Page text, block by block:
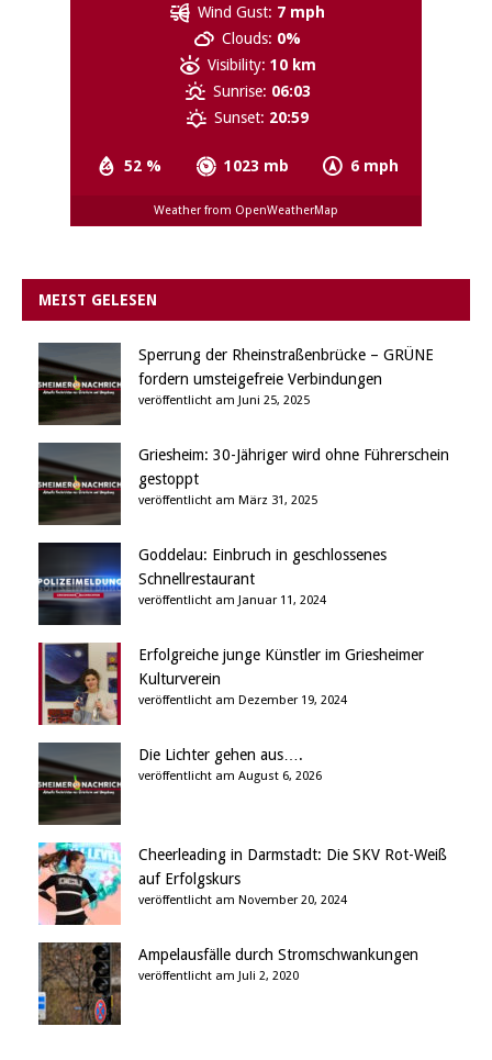
52 % 1023 mb 6 mph
Wind Gust: 7 mph
Clouds: 0%
Visibility: 10 km
Sunrise: 06:03
Sunset: 20:59
Weather from OpenWeatherMap
MEIST GELESEN
Sperrung der Rheinstraßenbrücke – GRÜNE
fordern umsteigefreie Verbindungen
veröffentlicht am Juni 25, 2025
Griesheim: 30-Jähriger wird ohne Führerschein
gestoppt
veröffentlicht am März 31, 2025
Goddelau: Einbruch in geschlossenes
Schnellrestaurant
veröffentlicht am Januar 11, 2024
Erfolgreiche junge Künstler im Griesheimer
Kulturverein
veröffentlicht am Dezember 19, 2024
Die Lichter gehen aus….
veröffentlicht am August 6, 2026
Cheerleading in Darmstadt: Die SKV Rot-Weiß
auf Erfolgskurs
veröffentlicht am November 20, 2024
Ampelausfälle durch Stromschwankungen
veröffentlicht am Juli 2, 2020